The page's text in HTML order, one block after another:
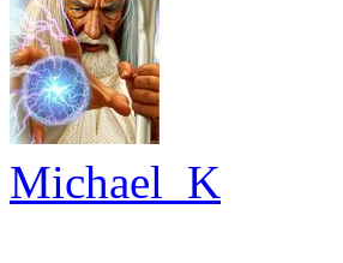
Michael_K